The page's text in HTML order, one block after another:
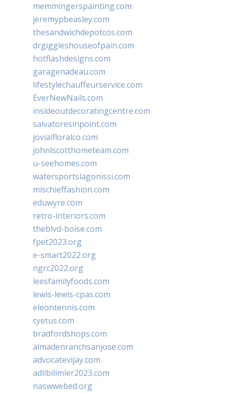
memmingerspainting.com
jeremypbeasley.com
thesandwichdepotcos.com
drgiggleshouseofpain.com
hotflashdesigns.com
garagenadeau.com
lifestylechauffeurservice.com
EverNewNails.com
insideoutdecoratingcentre.com
salvatoresinpoint.com
jovialfloralco.com
johnlscotthometeam.com
u-seehomes.com
watersportslagonissi.com
mischieffashion.com
eduwyre.com
retro-interiors.com
theblvd-boise.com
fpet2023.org
e-smart2022.org
ngrc2022.org
leesfamilyfoods.com
lewis-lewis-cpas.com
eleontennis.com
cyetus.com
bradfordshops.com
almadenranchsanjose.com
advocatevijay.com
adlibilimler2023.com
naswwebed.org